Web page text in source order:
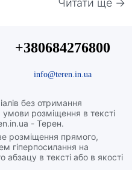
Читати ще →
без отримання
розміщення в тексті
- Терен.
розміщення прямого,
гіперпосилання на
абзацу в тексті або в якості
+380684276800
info@teren.in.ua